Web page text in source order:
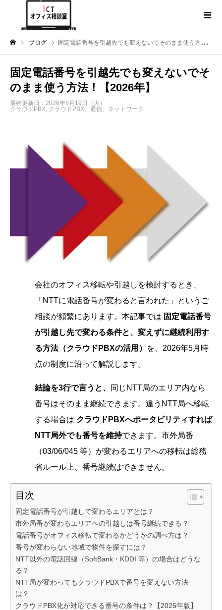
ブログ 固定電話番号を引越先でも変えないでそのまま使う方法！【2026年】
固定電話番号を引越先でも変えないでそ
のまま使う方法！【2026年】
最終更新日：2026年5月19日（火）
クラウドPBX
クラウドPBX、通信、ネットワーク
会社のオフィス移転や引越しを検討するとき、
「NTTに電話番号が変わると言われた」というご
相談が頻繁にあります。本記事では 固定電話番号
が引越し先で変わる条件と、変えずに継続利用す
る方法（クラウドPBXの活用）
を、2026年5月時
点の制度に沿って解説します。
結論を3行で言うと、
同じNTT局のエリア内なら
番号はそのまま継続できます。違うNTT局へ移転
する場合は クラウドPBXへポータビリティすれば
NTT局外でも番号を維持できます。市外局番
（03/06/045 等）が変わるエリアへの移転は総務
省ルール上、番号継続はできません。
目次
固定電話番号が引越しで変わるエリアとは？
市外局番が変わるエリアへの引越しは番号継続できる？
電話番号がオフィス移転で変わるかどうかの調べ方は？
番号が変わらない地域で物件を探すには？
NTT以外の電話回線（SoftBank・KDDI 等）の場合はどうな
る？
NTT局が変わってもクラウドPBXで番号を変えない方法
は？
クラウドPBX化が対応できる番号の条件は？【2026年版】